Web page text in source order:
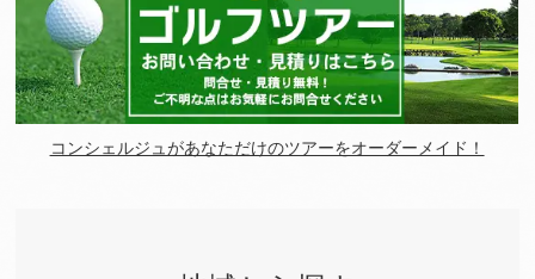
コンシェルジュがあなただけのツアーをオーダーメイド！